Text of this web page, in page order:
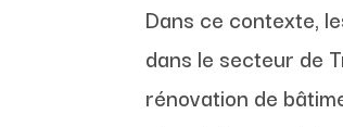
Dans ce contexte,
dans le secteur de
rénovation de